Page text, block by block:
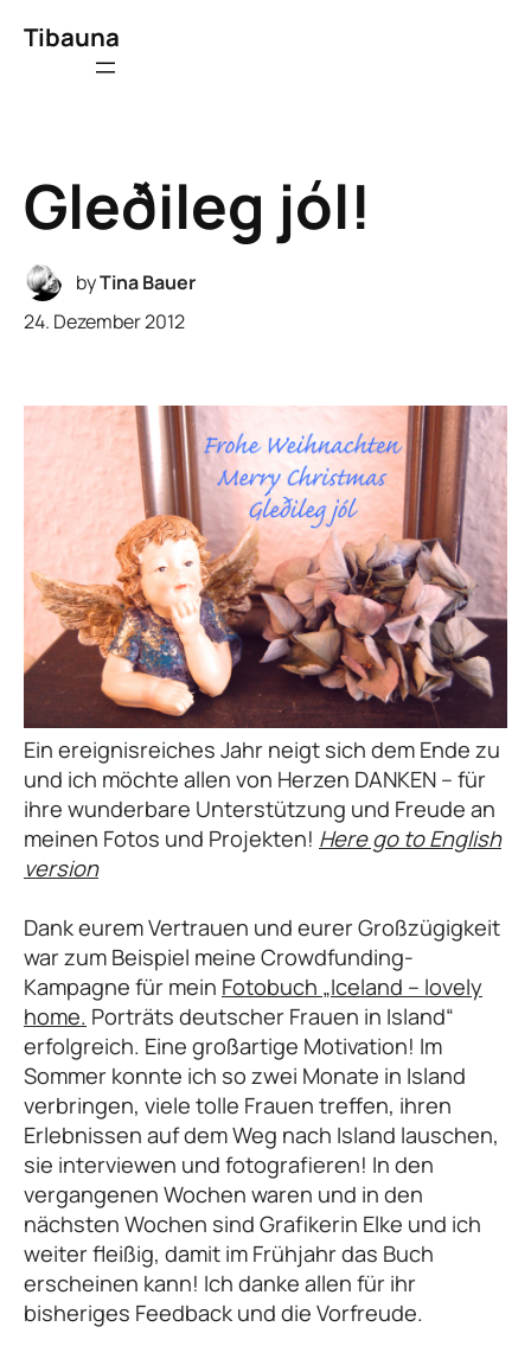
Tibauna
Gleðileg jól!
byTina Bauer
24. Dezember 2012
Ein ereignisreiches Jahr neigt sich dem Ende zu
und ich möchte allen von Herzen DANKEN – für
ihre wunderbare Unterstützung und Freude an
meinen Fotos und Projekten! Here go to English
version
Dank eurem Vertrauen und eurer Großzügigkeit
war zum Beispiel meine Crowdfunding-
Kampagne für mein Fotobuch „Iceland – lovely
home. Porträts deutscher Frauen in Island“
erfolgreich. Eine großartige Motivation! Im
Sommer konnte ich so zwei Monate in Island
verbringen, viele tolle Frauen treffen, ihren
Erlebnissen auf dem Weg nach Island lauschen,
sie interviewen und fotografieren! In den
vergangenen Wochen waren und in den
nächsten Wochen sind Grafikerin Elke und ich
weiter fleißig, damit im Frühjahr das Buch
erscheinen kann! Ich danke allen für ihr
bisheriges Feedback und die Vorfreude.